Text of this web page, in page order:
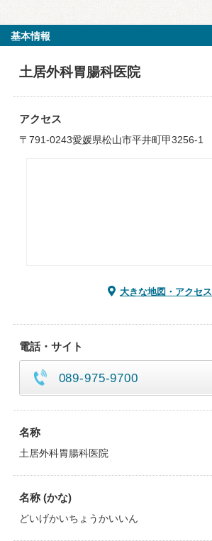
基本情報
土居外科胃腸科医院
アクセス
〒791-0243愛媛県松山市平井町甲3256-1
大きな地図・アクセス
電話・サイト
089-975-9700
名称
土居外科胃腸科医院
名称 (かな)
どいげかいちょうかいいん